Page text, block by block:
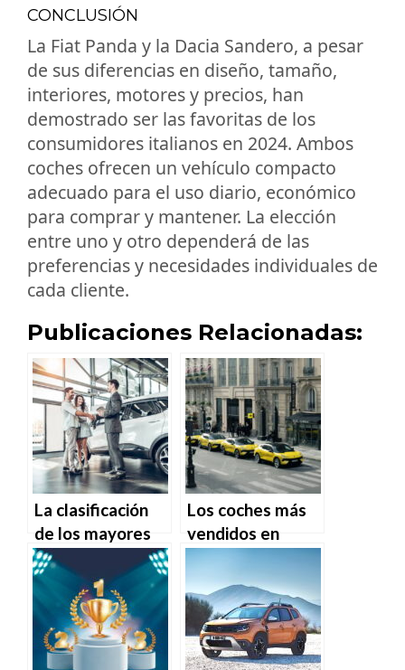
CONCLUSIÓN
La Fiat Panda y la Dacia Sandero, a pesar
de sus diferencias en diseño, tamaño,
interiores, motores y precios, han
demostrado ser las favoritas de los
consumidores italianos en 2024. Ambos
coches ofrecen un vehículo compacto
adecuado para el uso diario, económico
para comprar y mantener. La elección
entre uno y otro dependerá de las
preferencias y necesidades individuales de
cada cliente.
Publicaciones Relacionadas:
La clasificación
de los mayores
fabricantes de
autos del mundo.
Los coches más
vendidos en
Europa en
septiembre de
2024.
Como asistente